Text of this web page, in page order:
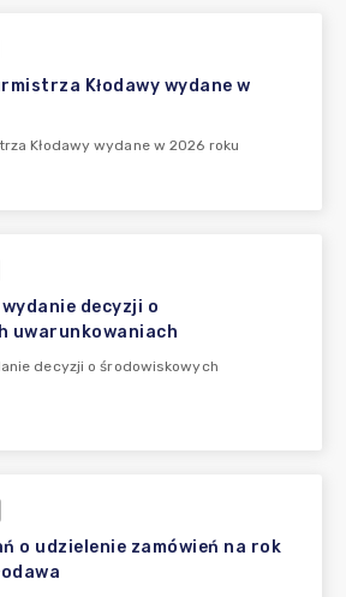
Kłodawy wydane w
Kłodawy wydane w 2026 roku
decyzji o
uwarunkowaniach
decyzji o środowiskowych
o udzielenie zamówień na rok